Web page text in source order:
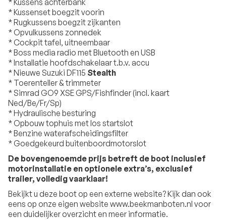
* Kussens achterbank
* Kussenset boegzit voorin
* Rugkussens boegzit zijkanten
* Opvulkussens zonnedek
* Cockpit tafel, uitneembaar
* Boss media radio met Bluetooth en USB
* Installatie hoofdschakelaar t.b.v. accu
* Nieuwe Suzuki DF115 Stealth
* Toerenteller & trimmeter
* Simrad GO9 XSE GPS/Fishfinder (incl. kaart
Ned/Be/Fr/Sp)
* Hydraulische besturing
* Opbouw tophuis met los startslot
* Benzine waterafscheidingsfilter
* Goedgekeurd buitenboordmotorslot
De bovengenoemde prijs betreft de boot inclusief
motorinstallatie en optionele extra’s, exclusief
trailer, volledig vaarklaar!
Bekijkt u deze boot op een externe website? Kijk dan ook
eens op onze eigen website www.beekmanboten.nl voor
een duidelijker overzicht en meer informatie.